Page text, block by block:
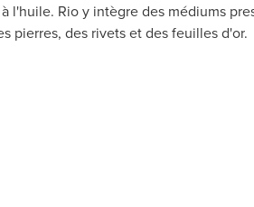
l'huile. Rio y intègre des médiums
pierres, des rivets et des feuilles d'or.